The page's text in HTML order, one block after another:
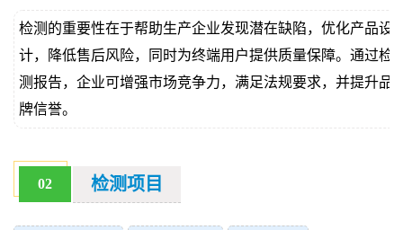
检测的重要性在于帮助生产企业发现潜在缺陷，优化产品设
计，降低售后风险，同时为终端用户提供质量保障。通过检
测报告，企业可增强市场竞争力，满足法规要求，并提升品
牌信誉。
02 检测项目